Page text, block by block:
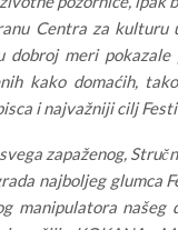
Centra za kulturu
dobroj meri
kako domaćih,
i najvažniji cilj
zapaženog,
najboljeg glumca
manipulatora našeg